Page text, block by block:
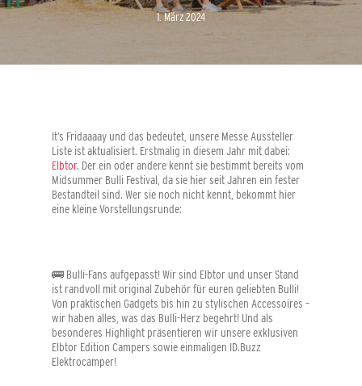
1. März 2024
It’s Fridaaaay und das bedeutet, unsere Messe Aussteller
Liste ist aktualisiert. Erstmalig in diesem Jahr mit dabei:
Elbtor. Der ein oder andere kennt sie bestimmt bereits vom
Midsummer Bulli Festival, da sie hier seit Jahren ein fester
Bestandteil sind. Wer sie noch nicht kennt, bekommt hier
eine kleine Vorstellungsrunde:
🚌 Bulli-Fans aufgepasst! Wir sind Elbtor und unser Stand
ist randvoll mit original Zubehör für euren geliebten Bulli!
Von praktischen Gadgets bis hin zu stylischen Accessoires –
wir haben alles, was das Bulli-Herz begehrt! Und als
besonderes Highlight präsentieren wir unsere exklusiven
Elbtor Edition Campers sowie einmaligen ID.Buzz
Elektrocamper!